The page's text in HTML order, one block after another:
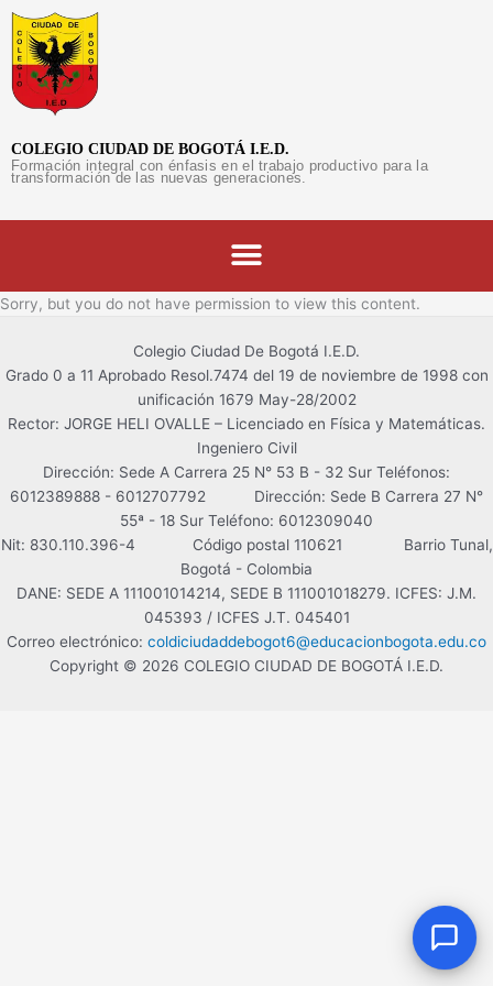
contenido
COLEGIO CIUDAD DE BOGOTÁ I.E.D.
Formación integral con énfasis en el trabajo productivo para la
transformación de las nuevas generaciones.
Sorry, but you do not have permission to view this content.
Colegio Ciudad De Bogotá I.E.D.
Grado 0 a 11 Aprobado Resol.7474 del 19 de noviembre de 1998 con
unificación 1679 May-28/2002
Rector: JORGE HELI OVALLE – Licenciado en Física y Matemáticas.
Ingeniero Civil
Dirección: Sede A Carrera 25 N° 53 B - 32 Sur Teléfonos:
6012389888 - 6012707792 Dirección: Sede B Carrera 27 N°
55ª - 18 Sur Teléfono: 6012309040
Nit: 830.110.396-4 Código postal 110621 Barrio Tunal,
Bogotá - Colombia
DANE: SEDE A 111001014214, SEDE B 111001018279. ICFES: J.M.
045393 / ICFES J.T. 045401
Correo electrónico: coldiciudaddebogot6@educacionbogota.edu.co
Copyright © 2026 COLEGIO CIUDAD DE BOGOTÁ I.E.D.
Asistente CCDB
¡Hola! Soy el asistente virtual del
Colegio Ciudad de Bogotá. ¿En qué
puedo ayudarte?
08:54 AM